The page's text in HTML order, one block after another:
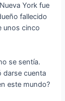
York fue
fallecido
unos cinco
se sentía.
darse cuenta
este mundo?